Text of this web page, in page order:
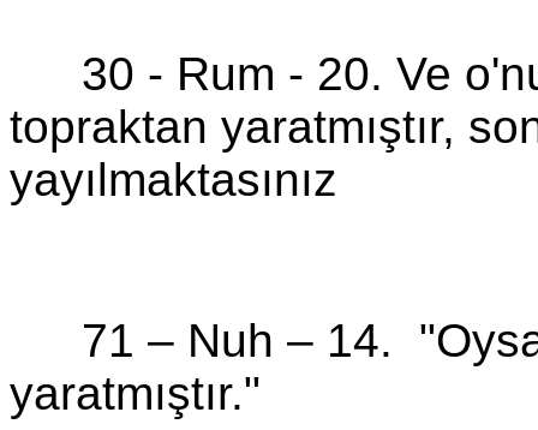
30 - Rum - 20. Ve
topraktan yaratmıştır,
yayılmaktasınız
71 – Nuh – 14.
yaratmıştır."